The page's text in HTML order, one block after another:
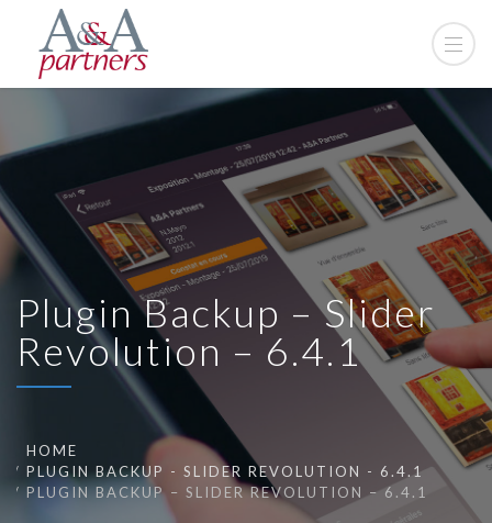
Plugin Backup – Slider
Revolution – 6.4.1
HOME
PLUGIN BACKUP - SLIDER REVOLUTION - 6.4.1
PLUGIN BACKUP – SLIDER REVOLUTION – 6.4.1